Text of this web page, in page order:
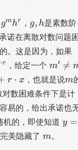
gmhr ， g
,
h
g, h是素数阶
诺在离散对数问题
。这是因为，如果
^
x
⋅r ，给定一个 m
'\
n
m
m′ 
=
r ⋅ x ，也就是说m
m
数困难条件下是计
易的，给出承诺也
机的，即使知道 y
y =
美隐藏了 m
m。